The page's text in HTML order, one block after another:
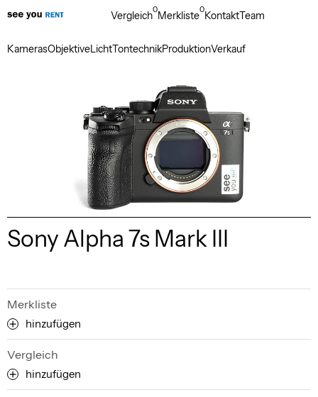
KamerasObjektiveLichtTontechnikProduktionVerkauf
Vergleich0Merkliste0KontaktTeam
Sony Alpha 7s Mark III
Merkliste
hinzufügen
Vergleich
hinzufügen